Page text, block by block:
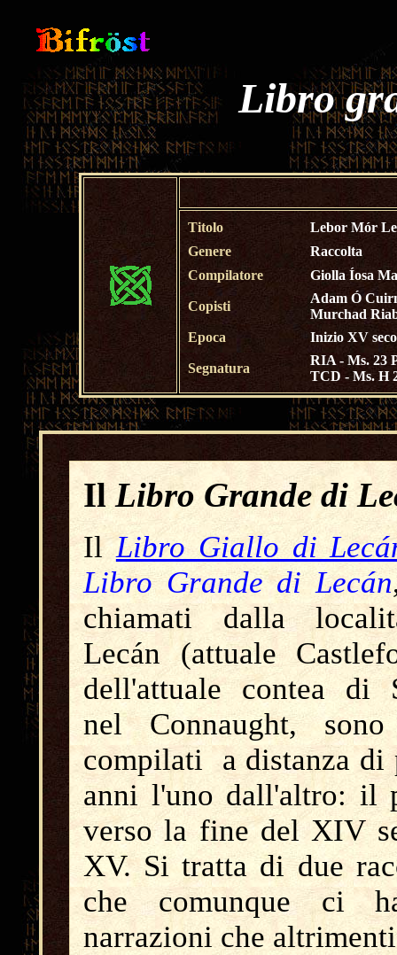
Libro
Titolo
Lebor Mór
Genere
Raccolta
Compilatore
Giolla Íosa
Copisti
Adam Ó
Murchad
Epoca
Inizio XV
Segnatura
RIA - Ms. 23
TCD - Ms. H
IlLibro Grande di
IlLibro Giallo di
Libro Grande di Lecán
chiamati dalla
Lecán (attuale
dell'attuale contea di
nel Connaught,
compilati a distanza di
anni l'uno dall'altro: il
verso la fine del XIV
XV. Si tratta di due
che comunque ci
narrazioni che